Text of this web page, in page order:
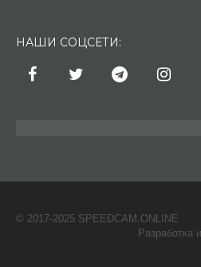
НАШИ СОЦСЕТИ:
© 2017-2025 SPEEDCAM.ONLINE
Разработка